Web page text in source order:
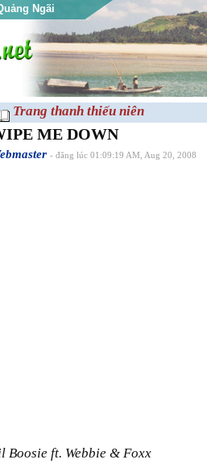
Ngãi
Trang thanh thiếu niên
ME DOWN
- đăng lúc 01:09:19 AM, Aug 20, 2008
Boosie ft. Webbie & Foxx